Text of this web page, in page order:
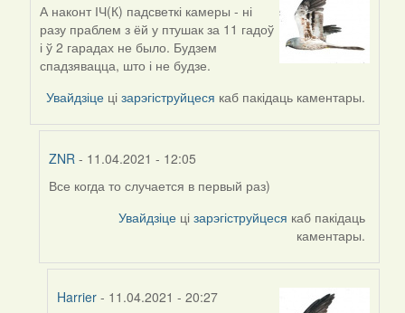
In
reply
to
by
ZNR
А наконт ІЧ(К) падсветкі камеры - ні
разу праблем з ёй у птушак за 11 гадоў
і ў 2 гарадах не было. Будзем
спадзявацца, што і не будзе.
Увайдзіце цізарэгіструйцеся каб пакідаць каментары.
ZNR - 11.04.2021 - 12:05
In
Harrier
Все когда то случается в первый раз)
Увайдзіце цізарэгіструйцеся каб пакідаць
каментары.
Harrier - 11.04.2021 - 20:27